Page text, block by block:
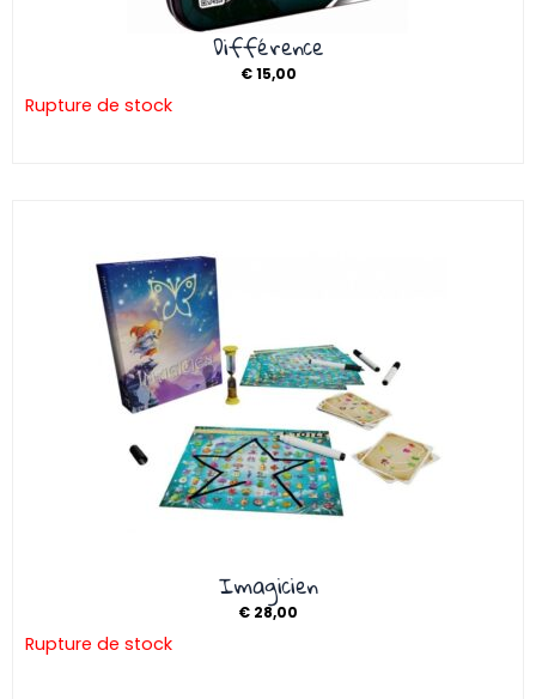
Différence
€15,00
Rupture de stock
Imagicien
€ 28,00
Rupture de stock